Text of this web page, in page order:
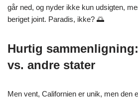
går ned, og nyder ikke kun udsigten,
beriget joint. Paradis, ikke? 🌅
Hurtig
vs. andre stater
Men vent, Californien er unik, men den